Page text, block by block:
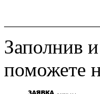
Заполнив
поможете